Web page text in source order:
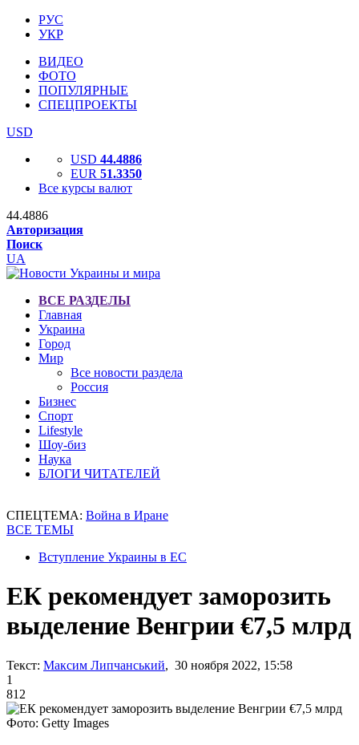
РУС
УКР
ВИДЕО
ФОТО
ПОПУЛЯРНЫЕ
СПЕЦПРОЕКТЫ
USD
USD 44.4886
EUR 51.3350
Все курсы валют
44.4886
Авторизация
Поиск
UA
ВСЕ РАЗДЕЛЫ
Главная
Украина
Город
Мир
Все новости раздела
Россия
Бизнес
Спорт
Lifestyle
Шоу-биз
Наука
БЛОГИ ЧИТАТЕЛЕЙ
СПЕЦТЕМА: Война в Иране
ВСЕ ТЕМЫ
Вступление Украины в ЕС
ЕК рекомендует заморозить
выделение Венгрии €7,5 млрд
Текст: Максим Липчанський, 30 ноября 2022, 15:58
1
812
Фото: Getty Images